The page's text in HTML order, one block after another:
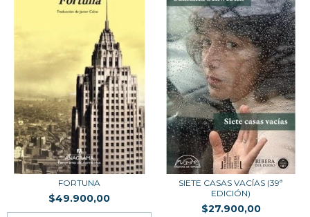
FORTUNA
$49.900,00
SIETE CASAS VACÍAS (39ª
EDICIÓN)
$27.900,00